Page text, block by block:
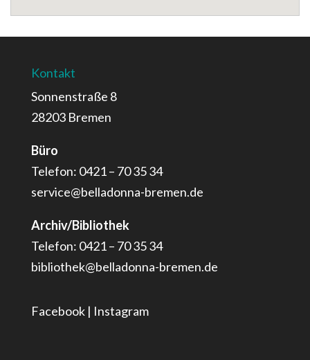
Kontakt
Sonnenstraße 8
28203 Bremen
Büro
Telefon: 0421 – 70 35 34
service@belladonna-bremen.de
Archiv/Bibliothek
Telefon: 0421 – 70 35 34
bibliothek@belladonna-bremen.de
Facebook| Instagram